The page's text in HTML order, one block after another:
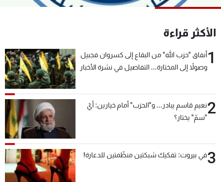
الأكثر قراءة
1أنفاق "حزب الله" من البقاع إلى كسروان فجبيل
وصولاً إلى المختارة... التفاصيل في نشرة الأخبار
2نعيم قاسم يبادر... و"الحزب" أمام خيارين: أيّ
"سمّ" يختار؟
3في بيروت: تفكيك شبكتين منظّمتين للدعارة!
لاعلاناتكم